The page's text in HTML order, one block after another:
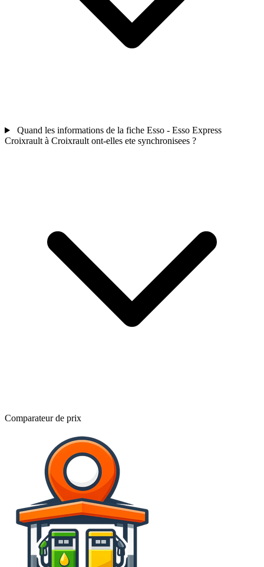
Quand les informations de la fiche Esso - Esso Express
Croixrault à Croixrault ont-elles ete synchronisees ?
Comparateur de prix